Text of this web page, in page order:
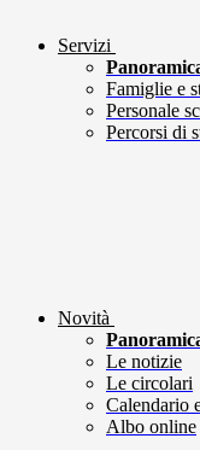
Servizi
Famiglie e
Personale
Percorsi di
Novità
Le notizie
Le circolari
Calendario
Albo online